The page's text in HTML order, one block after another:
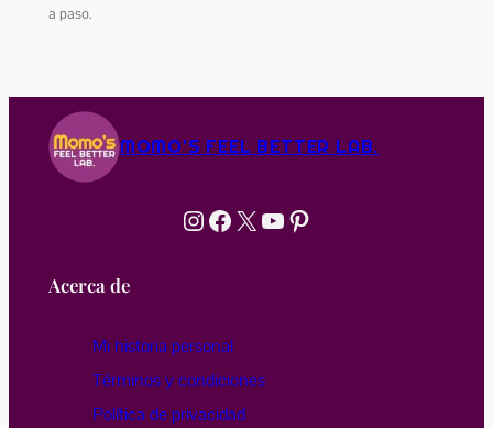
a paso.
MOMO'S FEEL BETTER LAB.
Instagram Facebook X YouTube Pinterest
Acerca de
Mi historia personal
Términos y condiciones
Política de privacidad